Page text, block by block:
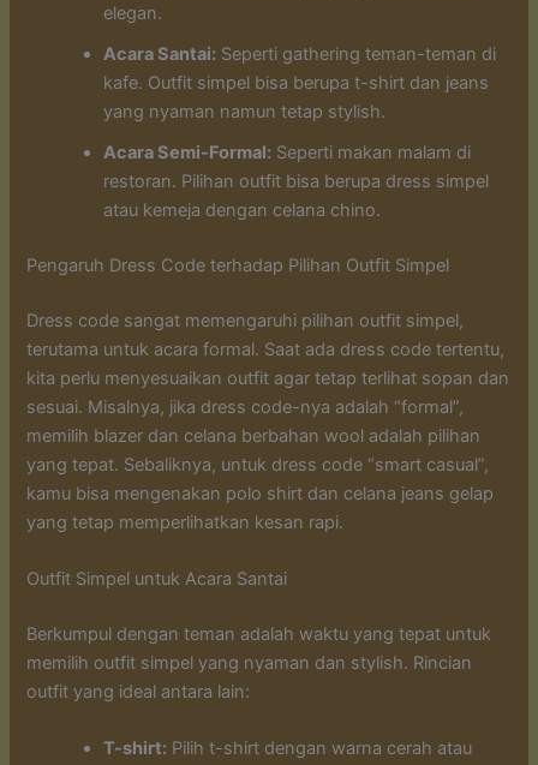
elegan.
Acara Santai: Seperti gathering teman-teman di
kafe. Outfit simpel bisa berupa t-shirt dan jeans
yang nyaman namun tetap stylish.
Acara Semi-Formal: Seperti makan malam di
restoran. Pilihan outfit bisa berupa dress simpel
atau kemeja dengan celana chino.
Pengaruh Dress Code terhadap Pilihan Outfit Simpel
Dress code sangat memengaruhi pilihan outfit simpel,
terutama untuk acara formal. Saat ada dress code tertentu,
kita perlu menyesuaikan outfit agar tetap terlihat sopan dan
sesuai. Misalnya, jika dress code-nya adalah “formal”,
memilih blazer dan celana berbahan wool adalah pilihan
yang tepat. Sebaliknya, untuk dress code “smart casual”,
kamu bisa mengenakan polo shirt dan celana jeans gelap
yang tetap memperlihatkan kesan rapi.
Outfit Simpel untuk Acara Santai
Berkumpul dengan teman adalah waktu yang tepat untuk
memilih outfit simpel yang nyaman dan stylish. Rincian
outfit yang ideal antara lain:
T-shirt: Pilih t-shirt dengan warna cerah atau